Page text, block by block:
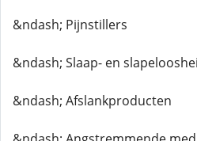
&ndash; Pijnstillers
&ndash; Slaap- en
&ndash; Afslankproducten